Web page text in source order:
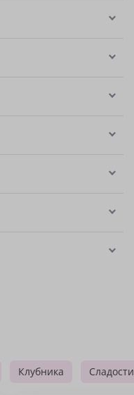
Клубника Сладости